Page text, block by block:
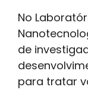
No
de
para tratar